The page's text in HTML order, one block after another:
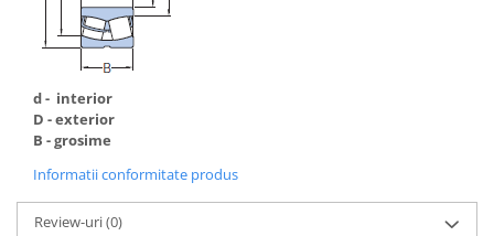
d - interior
D - exterior
B - grosime
Informatii conformitate produs
Review-uri(0)